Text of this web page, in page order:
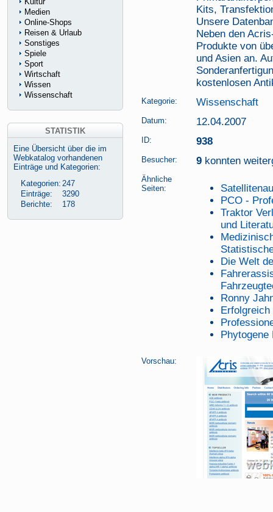
Kits,
Unsere
Neben den
Produkte von
und Asien an.
kostenlosen
Kategorie: Wissenschaft
Datum: 12.04.2007
ID: 938
Besucher: 9 konnten
Ähnliche
Seiten:
PCO -
Traktor
und
Die Welt
Ronny
Vorschau:
Medien
Online-Shops
Reisen & Urlaub
Sonstiges
Spiele
Sport
Wirtschaft
Wissen
Wissenschaft
STATISTIK
Eine Übersicht über die im
Webkatalog vorhandenen
Einträge und Kategorien:
Kategorien: 247
Einträge:
3290
Berichte:
178